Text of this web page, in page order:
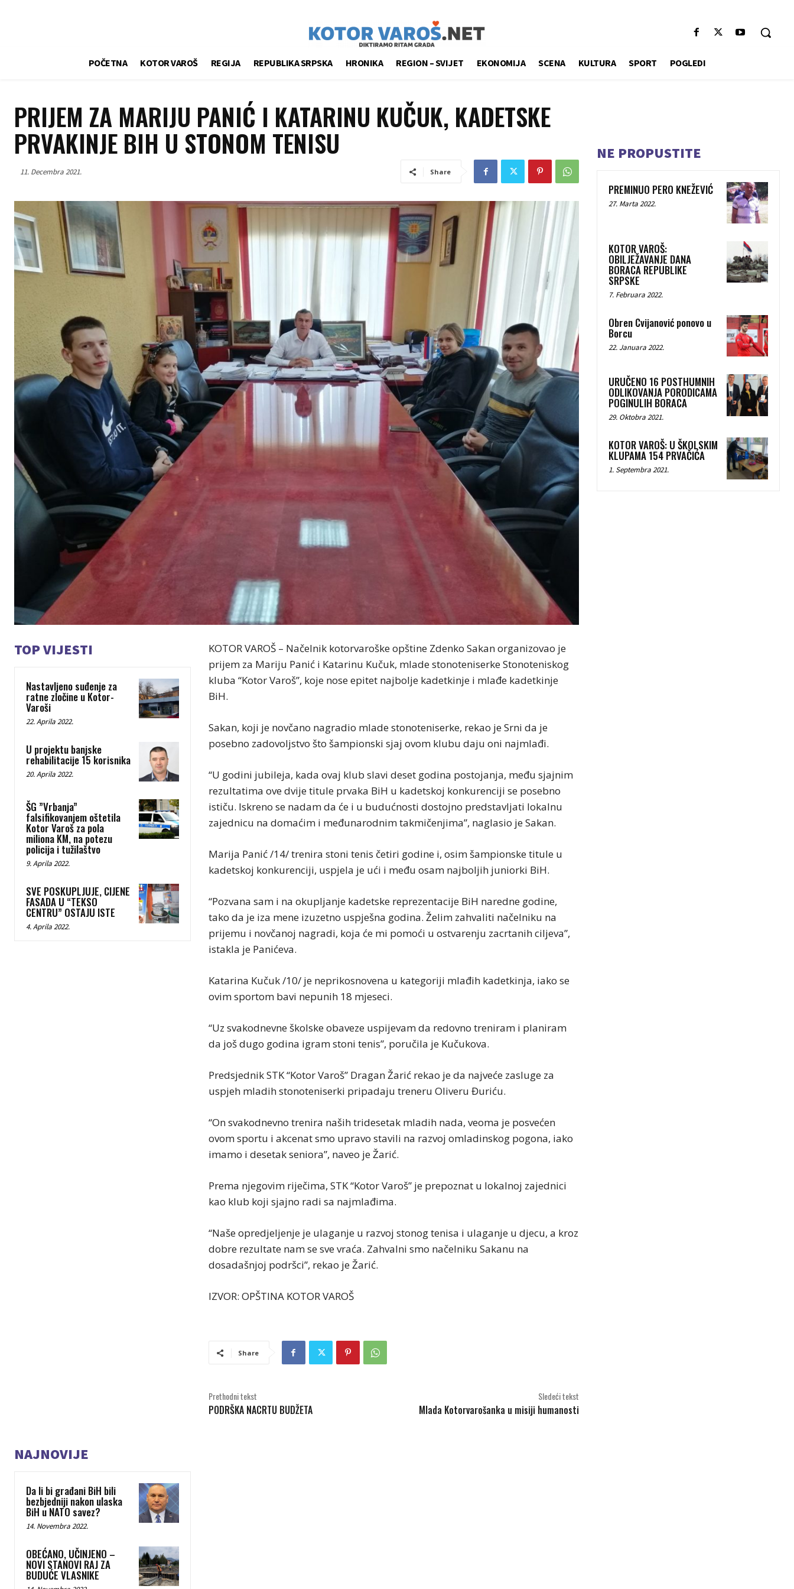
POČETNA KOTOR VAROŠ REGIJA REPUBLIKA SRPSKA HRONIKA REGION – SVIJET EKONOMIJA SCENA KULTURA SPORT POGLEDI
PRIJEM ZA MARIJU PANIĆ I KATARINU KUČUK, KADETSKE
PRVAKINJE BIH U STONOM TENISU
11. Decembra 2021. Share
TOP VIJESTI
Nastavljeno suđenje za
ratne zločine u Kotor-
Varoši
22. Aprila 2022.
U projektu banjske
rehabilitacije 15 korisnika
20. Aprila 2022.
ŠG ”Vrbanja”
falsifikovanjem oštetila
Kotor Varoš za pola
miliona KM, na potezu
policija i tužilaštvo
9. Aprila 2022.
SVE POSKUPLJUJE, CIJENE
FASADA U “TEKSO
CENTRU” OSTAJU ISTE
4. Aprila 2022.
KOTOR VAROŠ – Načelnik kotorvaroške opštine Zdenko Sakan organizovao je
prijem za Mariju Panić i Katarinu Kučuk, mlade stonoteniserke Stonoteniskog
kluba “Kotor Varoš”, koje nose epitet najbolje kadetkinje i mlađe kadetkinje
BiH.
Sakan, koji je novčano nagradio mlade stonoteniserke, rekao je Srni da je
posebno zadovoljstvo što šampionski sjaj ovom klubu daju oni najmlađi.
“U godini jubileja, kada ovaj klub slavi deset godina postojanja, među sjajnim
rezultatima ove dvije titule prvaka BiH u kadetskoj konkurenciji se posebno
ističu. Iskreno se nadam da će i u budućnosti dostojno predstavljati lokalnu
zajednicu na domaćim i međunarodnim takmičenjima”, naglasio je Sakan.
Marija Panić /14/ trenira stoni tenis četiri godine i, osim šampionske titule u
kadetskoj konkurenciji, uspjela je ući i među osam najboljih juniorki BiH.
“Pozvana sam i na okupljanje kadetske reprezentacije BiH naredne godine,
tako da je iza mene izuzetno uspješna godina. Želim zahvaliti načelniku na
prijemu i novčanoj nagradi, koja će mi pomoći u ostvarenju zacrtanih ciljeva”,
istakla je Panićeva.
Katarina Kučuk /10/ je neprikosnovena u kategoriji mlađih kadetkinja, iako se
ovim sportom bavi nepunih 18 mjeseci.
“Uz svakodnevne školske obaveze uspijevam da redovno treniram i planiram
da još dugo godina igram stoni tenis”, poručila je Kučukova.
Predsjednik STK “Kotor Varoš” Dragan Žarić rekao je da najveće zasluge za
uspjeh mladih stonoteniserki pripadaju treneru Oliveru Đuriću.
“On svakodnevno trenira naših tridesetak mladih nada, veoma je posvećen
ovom sportu i akcenat smo upravo stavili na razvoj omladinskog pogona, iako
imamo i desetak seniora”, naveo je Žarić.
Prema njegovim riječima, STK “Kotor Varoš” je prepoznat u lokalnoj zajednici
kao klub koji sjajno radi sa najmlađima.
“Naše opredjeljenje je ulaganje u razvoj stonog tenisa i ulaganje u djecu, a kroz
dobre rezultate nam se sve vraća. Zahvalni smo načelniku Sakanu na
dosadašnjoj podršci”, rekao je Žarić.
IZVOR: OPŠTINA KOTOR VAROŠ
Share
Prethodni tekst
PODRŠKA NACRTU BUDŽETA
Sledeći tekst
Mlada Kotorvarošanka u misiji humanosti
NAJNOVIJE
Da li bi građani BiH bili
bezbjedniji nakon ulaska
BiH u NATO savez?
14. Novembra 2022.
OBEĆANO, UČINJENO –
NOVI STANOVI RAJ ZA
BUDUĆE VLASNIKE
NE PROPUSTITE
PREMINUO PERO KNEŽEVIĆ
27. Marta 2022.
KOTOR VAROŠ:
OBILJEŽAVANJE DANA
BORACA REPUBLIKE
SRPSKE
7. Februara 2022.
Obren Cvijanović ponovo u
Borcu
22. Januara 2022.
URUČENO 16 POSTHUMNIH
ODLIKOVANJA PORODICAMA
POGINULIH BORACA
29. Oktobra 2021.
KOTOR VAROŠ: U ŠKOLSKIM
KLUPAMA 154 PRVAČIĆA
1. Septembra 2021.